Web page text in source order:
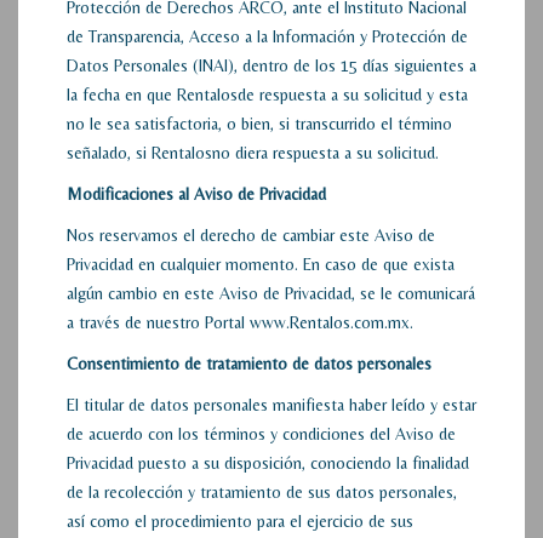
Protección de Derechos ARCO, ante el Instituto Nacional
de Transparencia, Acceso a la Información y Protección de
Datos Personales (INAI), dentro de los 15 días siguientes a
la fecha en que Rentalosde respuesta a su solicitud y esta
no le sea satisfactoria, o bien, si transcurrido el término
señalado, si Rentalosno diera respuesta a su solicitud.
Modificaciones al Aviso de Privacidad
Nos reservamos el derecho de cambiar este Aviso de
Privacidad en cualquier momento. En caso de que exista
algún cambio en este Aviso de Privacidad, se le comunicará
a través de nuestro Portal www.Rentalos.com.mx.
Consentimiento de tratamiento de datos personales
El titular de datos personales manifiesta haber leído y estar
de acuerdo con los términos y condiciones del Aviso de
Privacidad puesto a su disposición, conociendo la finalidad
de la recolección y tratamiento de sus datos personales,
así como el procedimiento para el ejercicio de sus